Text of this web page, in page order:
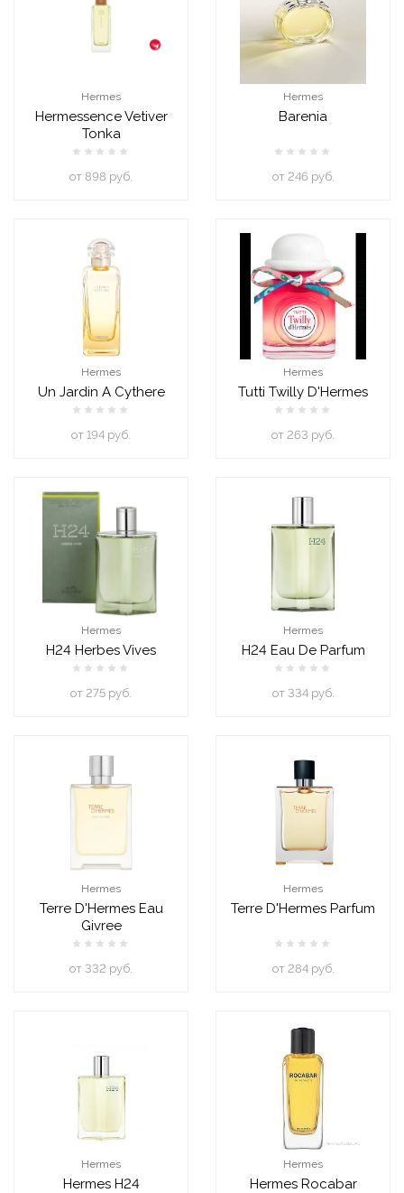
Hermes
Hermessence Vetiver
Tonka
oт 898 руб.
Hermes
Barenia
oт 246 руб.
Hermes
Un Jardin A Cythere
oт 194 руб.
Hermes
Tutti Twilly D'Hermes
oт 263 руб.
Hermes
H24 Herbes Vives
oт 275 руб.
Hermes
H24 Eau De Parfum
oт 334 руб.
Hermes
Terre D'Hermes Eau
Givree
oт 332 руб.
Hermes
Terre D'Hermes Parfum
oт 284 руб.
Hermes
Hermes H24
Hermes
Hermes Rocabar